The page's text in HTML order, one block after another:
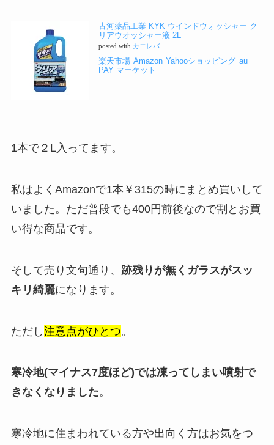
古河薬品工業 KYK ウインドウォッシャー ク
リアウオッシャー液 2L
posted with カエレバ
楽天市場 Amazon Yahooショッピング au
PAY マーケット
1本で２L入ってます。
私はよくAmazonで1本￥315の時にまとめ買いして
いました。ただ普段でも400円前後なので割とお買
い得な商品です。
そして売り文句通り、 跡残りが無くガラスがスッ
キリ綺麗になります。
ただし注意点がひとつ。
寒冷地(マイナス7度ほど)では凍ってしまい噴射で
きなくなりました。
寒冷地に住まわれている方や出向く方はお気をつ